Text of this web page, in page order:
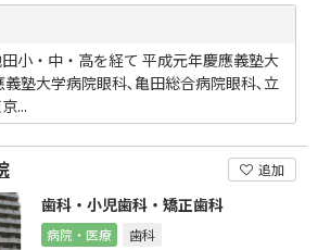
小・中・高を経て 平成元年慶應義塾大
塾大学病院眼科､亀田総合病院眼科､立
...
追加
歯科・小児歯科・矯正歯科
病院・医療 歯科